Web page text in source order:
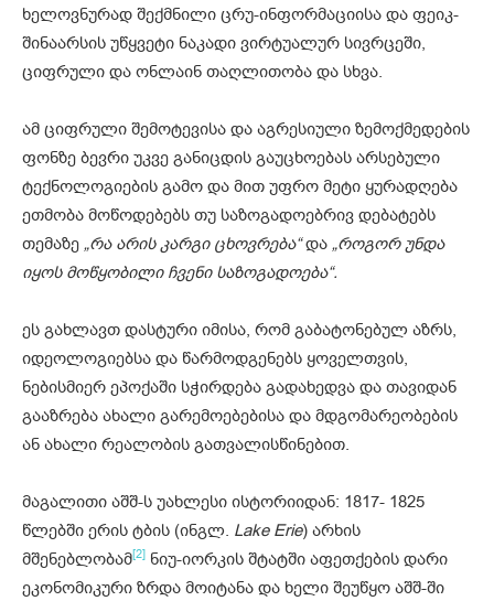
ხელოვნურად შექმნილი ცრუ-ინფორმაციისა და ფეიკ-
შინაარსის უწყვეტი ნაკადი ვირტუალურ სივრცეში,
ციფრული და ონლაინ თაღლითობა და სხვა.
ამ ციფრული შემოტევისა და აგრესიული ზემოქმედების
ფონზე ბევრი უკვე განიცდის გაუცხოებას არსებული
ტექნოლოგიების გამო და მით უფრო მეტი ყურადღება
ეთმობა მოწოდებებს თუ საზოგადოებრივ დებატებს
თემაზე „რა არის კარგი ცხოვრება“და „როგორ უნდა
იყოს მოწყობილი ჩვენი საზოგადოება“.
ეს გახლავთ დასტური იმისა, რომ გაბატონებულ აზრს,
იდეოლოგიებსა და წარმოდგენებს ყოველთვის,
ნებისმიერ ეპოქაში სჭირდება გადახედვა და თავიდან
გააზრება ახალი გარემოებებისა და მდგომარეობების
ან ახალი რეალობის გათვალისწინებით.
მაგალითი აშშ-ს უახლესი ისტორიიდან: 1817- 1825
წლებში ერის ტბის (ინგლ. Lake Erie) არხის
მშენებლობამ[2] ნიუ-იორკის შტატში აფეთქების დარი
ეკონომიკური ზრდა მოიტანა და ხელი შეუწყო აშშ-ში